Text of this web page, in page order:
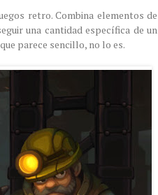
retro. Combina elementos de
una cantidad específica de un
parece sencillo, no lo es.